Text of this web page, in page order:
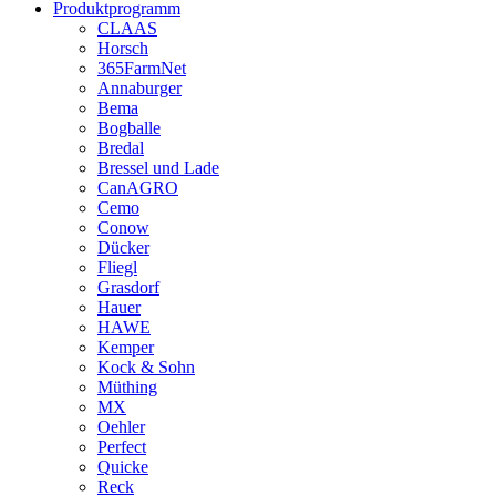
Produktprogramm
CLAAS
Horsch
365FarmNet
Annaburger
Bema
Bogballe
Bredal
Bressel und Lade
CanAGRO
Cemo
Conow
Dücker
Fliegl
Grasdorf
Hauer
HAWE
Kemper
Kock & Sohn
Müthing
MX
Oehler
Perfect
Quicke
Reck